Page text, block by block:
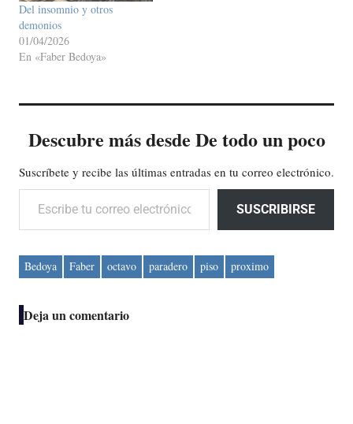
Del insomnio y otros
demonios
01/04/2026
En «Faber Bedoya»
Descubre más desde De todo un poco
Suscríbete y recibe las últimas entradas en tu correo electrónico.
Escribe tu correo electrónico…
SUSCRIBIRSE
Bedoya Faber octavo paradero piso proximo
Deja un comentario